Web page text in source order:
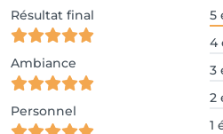
Résultat final
Ambiance
Personnel
5
4
3
2
1